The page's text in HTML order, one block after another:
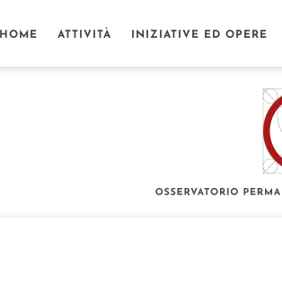
HOME ATTIVITÀ INIZIATIVE ED OPERE